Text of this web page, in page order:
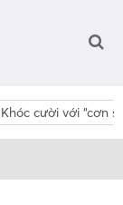
Khóc cười với “cơn